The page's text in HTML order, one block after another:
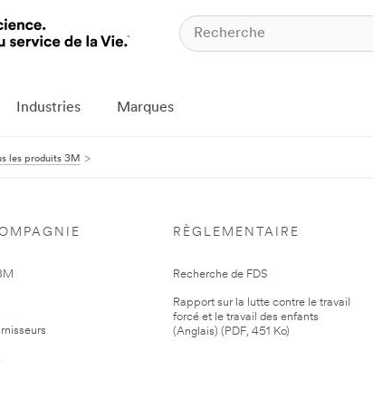
Industries Marques
les produits 3M
RÈGLEMENTAIRE
Recherche de FDS
Rapport sur la lutte contre le travail
forcé et le travail des enfants
(Anglais) (PDF, 451 Ko)